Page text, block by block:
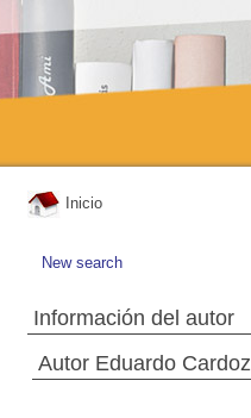
Inicio
New search
Información del autor
Autor Eduardo